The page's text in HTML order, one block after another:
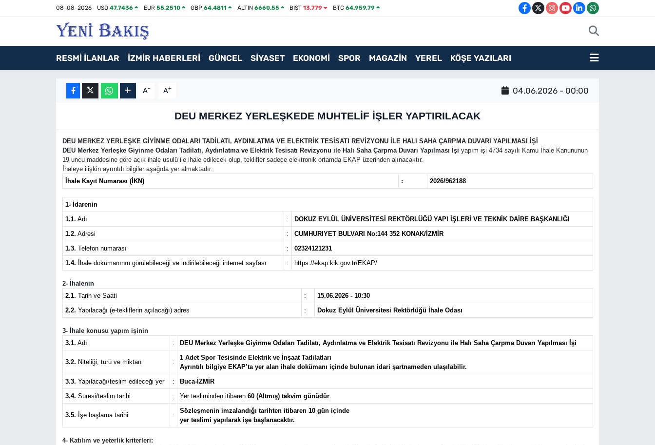
08-08-2026 USD47,7436 EUR 55,2510 GBP64,4811 ALTIN 6660.55 BİST13.779 BTC 64.959,79
RESMİ İLANLAR İZMİR HABERLERİ GÜNCEL SİYASET EKONOMİ SPOR MAGAZİN YEREL KÖŞE YAZILARI
A- A+ 04.06.2026 - 00:00
DEU MERKEZ YERLEŞKEDE MUHTELİF İŞLER YAPTIRILACAK
DEU MERKEZ YERLEŞKE GİYİNME ODALARI TADİLATI, AYDINLATMA VE ELEKTRİK TESİSATI REVİZYONU İLE HALI SAHA ÇARPMA DUVARI YAPILMASI İŞİ
DEU Merkez Yerleşke Giyinme Odaları Tadilatı, Aydınlatma ve Elektrik Tesisatı Revizyonu ile Halı Saha Çarpma Duvarı Yapılması İşi yapım işi 4734 sayılı Kamu İhale Kanununun
19 uncu maddesine göre açık ihale usulü ile ihale edilecek olup, teklifler sadece elektronik ortamda EKAP üzerinden alınacaktır.
İhaleye ilişkin ayrıntılı bilgiler aşağıda yer almaktadır:
İhale Kayıt Numarası (İKN)
: 2026/962188
1- İdarenin
1.1. Adı :
DOKUZ EYLÜL ÜNİVERSİTESİ REKTÖRLÜĞÜ YAPI İŞLERİ VE TEKNİK DAİRE BAŞKANLIĞI
1.2. Adresi :
CUMHURIYET BULVARI No:144 352 KONAK/İZMİR
1.3. Telefon numarası :
02324121231
1.4. İhale dokümanının görülebileceği ve indirilebileceği internet sayfası : https://ekap.kik.gov.tr/EKAP/
2- İhalenin
2.1. Tarih ve Saati :
15.06.2026 - 10:30
2.2. Yapılacağı (e-tekliflerin açılacağı) adres : Dokuz Eylül Üniversitesi Rektörlüğü İhale Odası
3- İhale konusu yapım işinin
3.1. Adı : DEU Merkez Yerleşke Giyinme Odaları Tadilatı, Aydınlatma ve Elektrik Tesisatı Revizyonu ile Halı Saha Çarpma Duvarı Yapılması İşi
3.2. Niteliği, türü ve miktarı :
1 Adet Spor Tesisinde Elektrik ve İnşaat Tadilatları
Ayrıntılı bilgiye EKAP’ta yer alan ihale dokümanı içinde bulunan idari şartnameden ulaşılabilir.
3.3. Yapılacağı/teslim edileceği yer :
Buca-İZMİR
3.4. Süresi/teslim tarihi : Yer tesliminden itibaren 60 (Altmış) takvim günüdür.
3.5. İşe başlama tarihi :
Sözleşmenin imzalandığı tarihten itibaren 10 gün içinde
yer teslimi yapılarak işe başlanacaktır.
4- Katılım ve yeterlik kriterleri:
Güncel
Asayiş / Polis-Adliye
Foto Galeri